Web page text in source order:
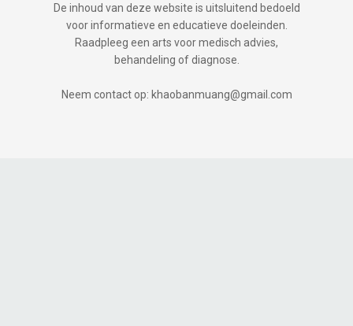
De inhoud van deze website is uitsluitend bedoeld
voor informatieve en educatieve doeleinden.
Raadpleeg een arts voor medisch advies,
behandeling of diagnose.
Neem contact op: khaobanmuang@gmail.com